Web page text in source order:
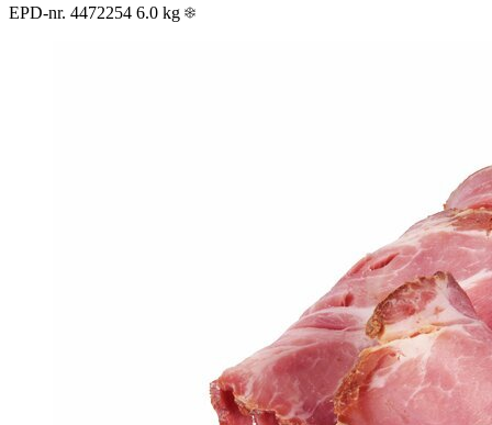
EPD-nr. 4472254 6.0 kg